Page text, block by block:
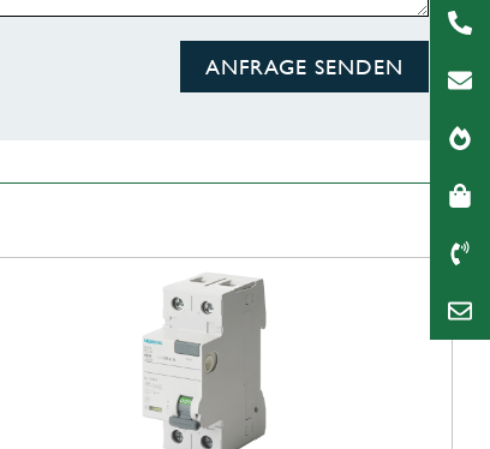
ANFRAGE SENDEN